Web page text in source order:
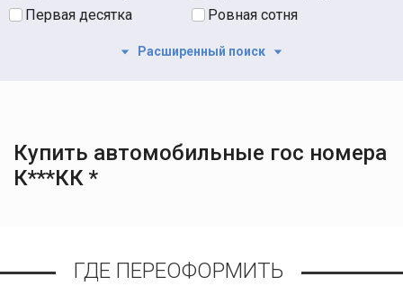
Первая десятка
Ровная сотня
Расширенный поиск
Купить автомобильные гос номера
К***КК *
ГДЕ ПЕРЕОФОРМИТЬ